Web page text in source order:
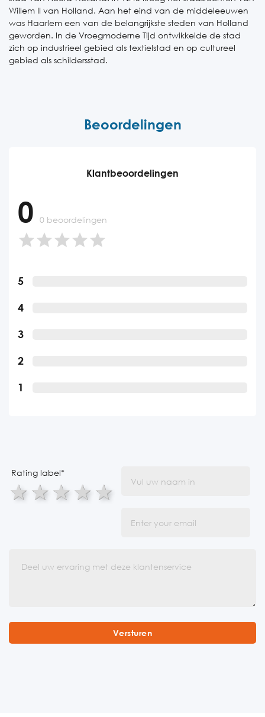
Willem II van Holland. Aan het eind van de middeleeuwen
was Haarlem een van de belangrijkste steden van Holland
geworden. In de Vroegmoderne Tijd ontwikkelde de stad
zich op industrieel gebied als textielstad en op cultureel
gebied als schildersstad.
Beoordelingen
Klantbeoordelingen
5
4
3
2
1
0 0 beoordelingen
Rating label*
5 stars
4 stars
3 stars
2 stars
1 star